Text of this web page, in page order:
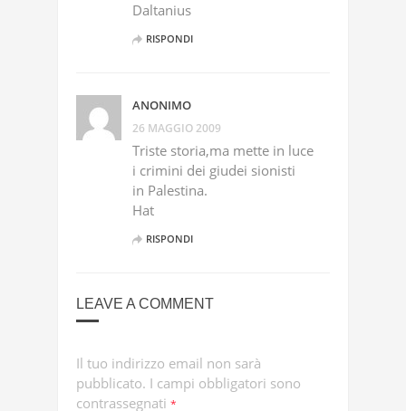
Daltanius
RISPONDI
ANONIMO
26 MAGGIO 2009
Triste storia,ma mette in luce
i crimini dei giudei sionisti
in Palestina.
Hat
RISPONDI
LEAVE A COMMENT
Il tuo indirizzo email non sarà
pubblicato. I campi obbligatori sono
contrassegnati *